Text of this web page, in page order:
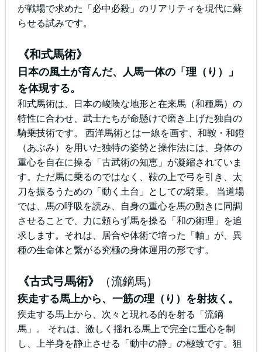
が戦場で求めた「必中必殺」のリアリティを現代に蘇
らせる試みです。
《和式馬術》
日本の風土が育んだ、人馬一体の「理（り）」
を体現する。
和式馬術は、日本の峻険な地形と在来馬（和種馬）の
特性に合わせ、武士たちが命懸けで磨き上げた独自の
騎乗技術です。 西洋馬術とは一線を画す、和鞍・和鐙
（あぶみ）を用いた独特の姿勢と操作法には、身体の
重心を自在に操る「古武術の知恵」が凝縮されていま
す。ただ馬に乗るのではなく、鞍の上で弓を引き、太
刀を振るうための「動く土台」としての騎乗。 当道場
では、馬の呼吸を読み、自身の重心を馬の動きに同調
させることで、力に頼らず馬を操る「和の術理」を追
求します。それは、居合や体術で培った「軸」が、異
種の生命体と繋がる究極の身体運用の形です。
《古式弓馬術》 （流鏑馬）
疾走する馬上から、一筋の理（り）を射抜く。
疾走する馬上から、次々と現れる的を射る「流鏑
馬」。 それは、激しく揺れる馬上で完全に重心を制
し、上半身を静止させる「動中の静」の極致です。狙